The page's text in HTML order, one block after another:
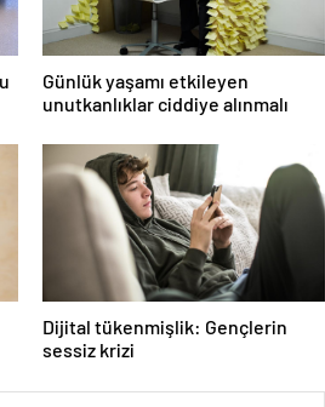
Günlük yaşamı etkileyen
unutkanlıklar ciddiye alınmalı
Dijital tükenmişlik: Gençlerin
sessiz krizi